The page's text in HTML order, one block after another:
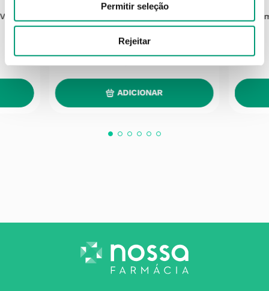
Permitir seleção
Rejeitar
12,60 €
ADICIONAR